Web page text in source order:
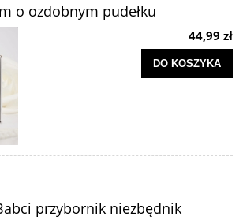
o ozdobnym pudełku
44,99 zł
DO KOSZYKA
przybornik niezbędnik